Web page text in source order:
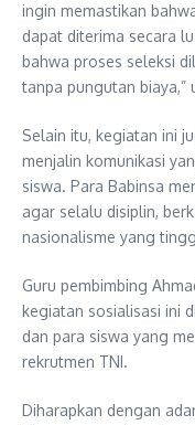
ingin memastikan
dapat diterima secara
bahwa proses seleksi
tanpa pungutan biaya,”
Selain itu, kegiatan ini
menjalin komunikasi
siswa. Para Babinsa
agar selalu disiplin,
nasionalisme yang
Guru pembimbing
kegiatan sosialisasi ini
dan para siswa yang
rekrutmen TNI.
Diharapkan dengan